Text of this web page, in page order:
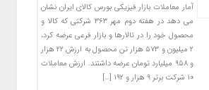
آمار معاملات بازار فیزیکی بورس کالای ایران نشان
می دهد در هفته دوم مهر ۳۶۳ شرکتی که کالا و
محصول‌ خود را در تالارها و بازار فرعی عرضه کرد،
۲ میلیون و ۵۷۳ هزار تن محصول به ارزش ۲۲ هزار
و ۹۵۸ میلیارد تومان عرضه داشتند. ارزش معاملات
۱۰ شرکت برتر ۹ هزار و ۱۹۲ […]